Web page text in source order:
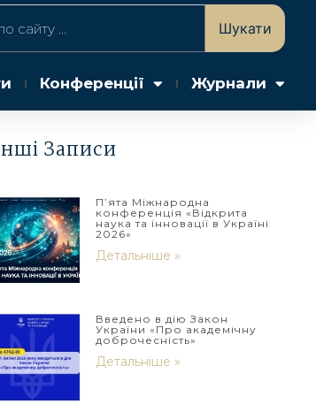
Шукати
Конференції Журнали
Записи
П’ята Міжнародна
конференція «Відкрита
наука та інновації в Україні
2026»
Детальніше »
Введено в дію Закон
України «Про академічну
доброчесність»
Детальніше »